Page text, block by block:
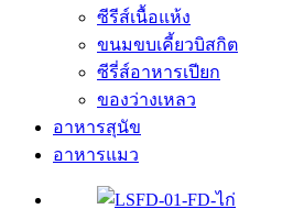
ซีรีส์เนื้อแห้ง
ขนมขบเคี้ยวบิสกิต
ซีรี่ส์อาหารเปียก
ของว่างเหลว
อาหารสุนัข
อาหารแมว